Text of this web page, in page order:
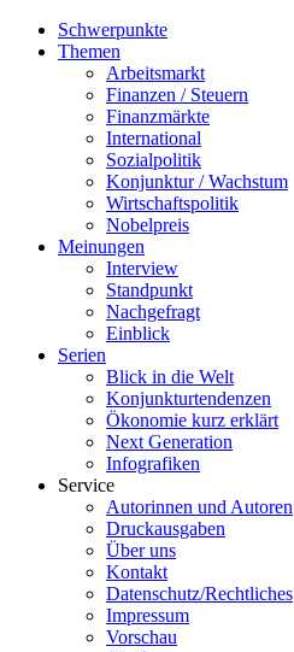
Schwerpunkte
Themen
Arbeitsmarkt
Finanzen / Steuern
Finanzmärkte
International
Sozialpolitik
Konjunktur / Wachstum
Wirtschaftspolitik
Nobelpreis
Meinungen
Interview
Standpunkt
Nachgefragt
Einblick
Serien
Blick in die Welt
Konjunkturtendenzen
Ökonomie kurz erklärt
Next Generation
Infografiken
Service
Autorinnen und Autoren
Druckausgaben
Über uns
Kontakt
Datenschutz/Rechtliches
Impressum
Vorschau